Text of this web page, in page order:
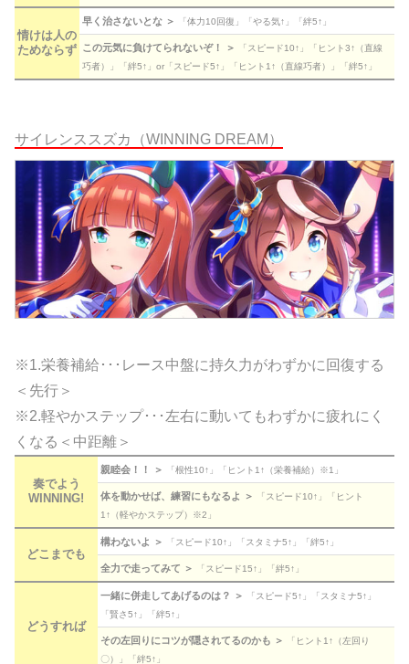
情けは人の
ためならず
早く治さないとな ＞ 「体力10回復」「やる気↑」「絆5↑」
この元気に負けてられないぞ！ ＞
「スピード10↑」「ヒント3↑（直線
巧者）」「絆5↑」or「スピード5↑」「ヒント1↑（直線巧者）」「絆5↑」
サイレンススズカ（WINNING DREAM）
※1.栄養補給･･･レース中盤に持久力がわずかに回復する
＜先行＞
※2.軽やかステップ･･･左右に動いてもわずかに疲れにく
くなる＜中距離＞
奏でよう
WINNING!
親睦会！！ ＞ 「根性10↑」「ヒント1↑（栄養補給）※1」
体を動かせば、練習にもなるよ ＞
「スピード10↑」「ヒント
1↑（軽やかステップ）※2」
どこまでも
構わないよ ＞ 「スピード10↑」「スタミナ5↑」「絆5↑」
全力で走ってみて ＞ 「スピード15↑」「絆5↑」
どうすれば
一緒に併走してあげるのは？ ＞
「スピード5↑」「スタミナ5↑」
「賢さ5↑」「絆5↑」
その左回りにコツが隠されてるのかも ＞
「ヒント1↑（左回り
〇）」「絆5↑」